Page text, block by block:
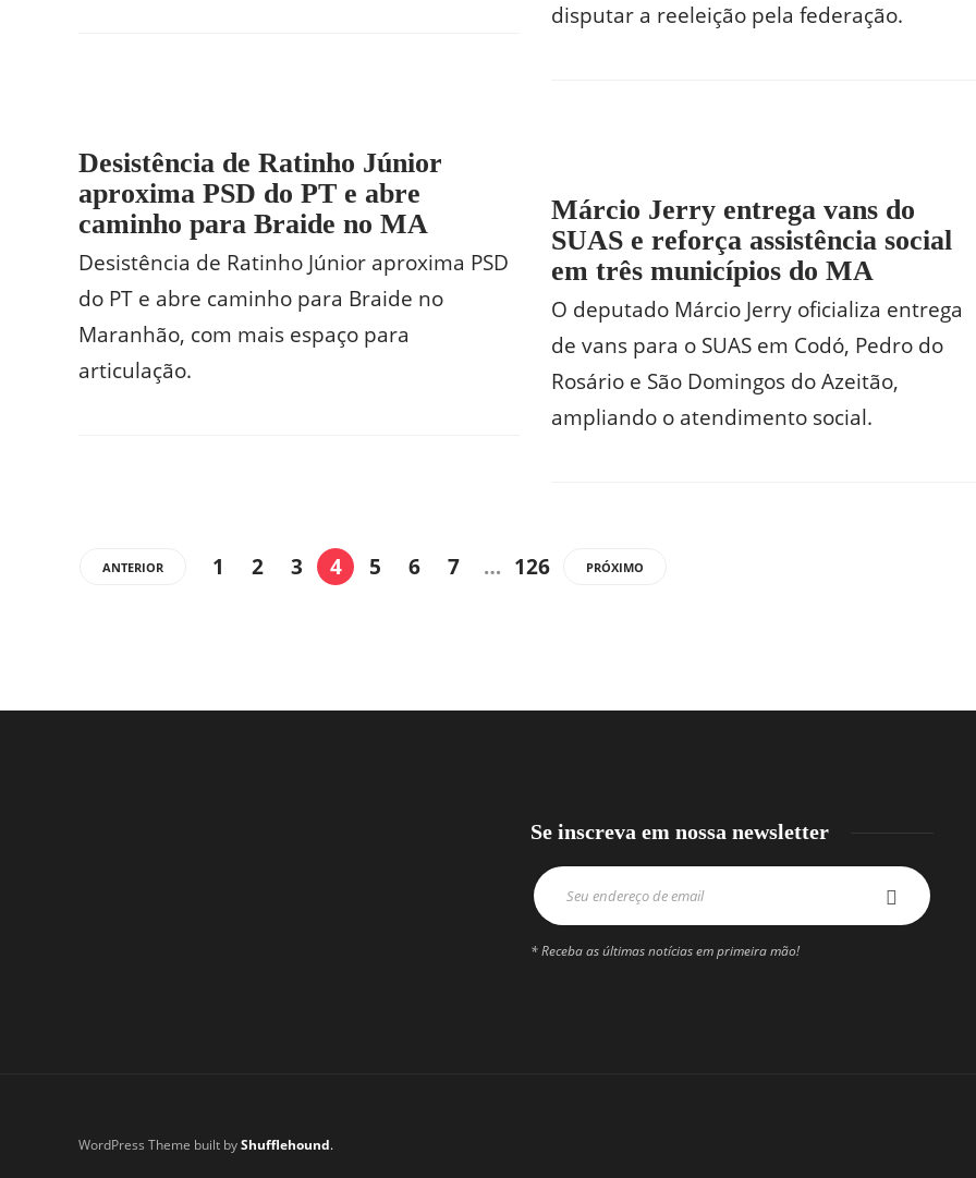
disputar a reeleição pela federação.
Desistência de Ratinho Júnior
aproxima PSD do PT e abre
caminho para Braide no MA
Desistência de Ratinho Júnior aproxima PSD
do PT e abre caminho para Braide no
Maranhão, com mais espaço para
articulação.
Márcio Jerry entrega vans do
SUAS e reforça assistência social
em três municípios do MA
O deputado Márcio Jerry oficializa entrega
de vans para o SUAS em Codó, Pedro do
Rosário e São Domingos do Azeitão,
ampliando o atendimento social.
ANTERIOR 1 2 3 4 5 6 7 … 126 PRÓXIMO
Se inscreva em nossa newsletter
* Receba as últimas notícias em primeira mão!
WordPress Theme built byShufflehound.